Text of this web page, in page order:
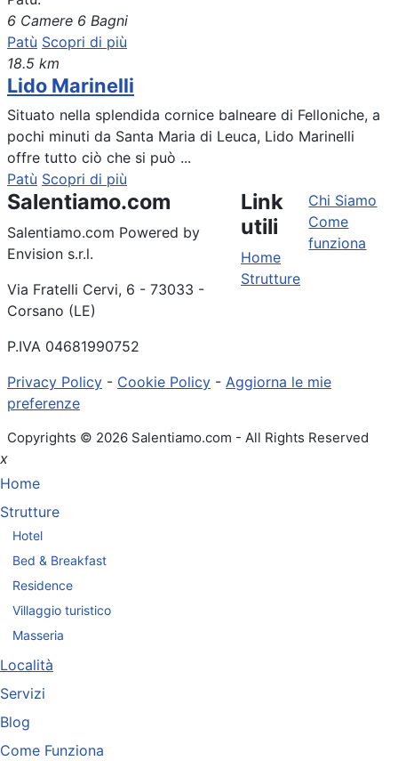
6 Camere 6 Bagni
Patù Scopri di più
18.5 km
Lido Marinelli
Situato nella splendida cornice balneare di Felloniche, a
pochi minuti da Santa Maria di Leuca, Lido Marinelli
offre tutto ciò che si può ...
Patù Scopri di più
Salentiamo.com
Salentiamo.com Powered by
Envision s.r.l.
Via Fratelli Cervi, 6 - 73033 -
Corsano (LE)
P.IVA 04681990752
Link
utili
Home
Strutture
Chi Siamo
Come
funziona
Privacy Policy - Cookie Policy - Aggiorna le mie
preferenze
Copyrights © 2026 Salentiamo.com - All Rights Reserved
x
Home
Strutture
Hotel
Bed & Breakfast
Residence
Villaggio turistico
Masseria
Località
Servizi
Blog
Come Funziona